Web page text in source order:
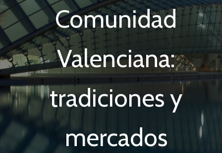
Comunidad
Valenciana:
tradiciones y
mercados